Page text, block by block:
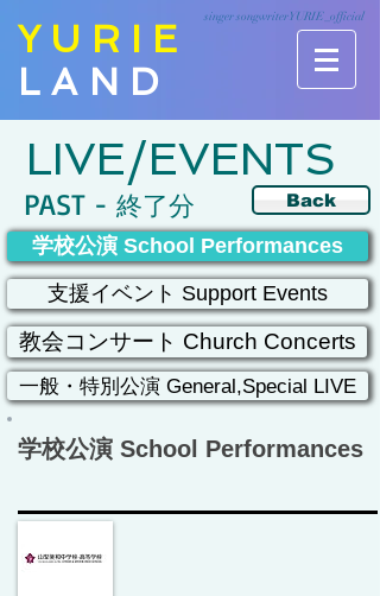
YURIE
LAND
singer songwriter YURIE_official
学校公演 School Performances
LIVE/EVENTS
PAST - 終了分 Back
学校公演 School Performances
支援イベント Support Events
教会コンサート Church Concerts
一般・特別公演 General,Special LIVE